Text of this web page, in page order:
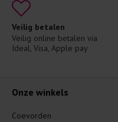
Veilig betalen
Veilig online betalen via
Ideal, Visa, Apple pay
Onze winkels
Coevorden